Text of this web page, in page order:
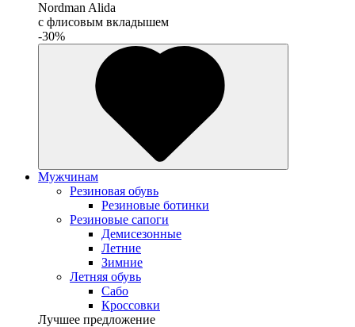
Nordman Alida
с флисовым вкладышем
-30%
Мужчинам
Резиновая обувь
Резиновые ботинки
Резиновые сапоги
Демисезонные
Летние
Зимние
Летняя обувь
Сабо
Кроссовки
Лучшее предложение